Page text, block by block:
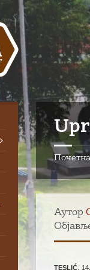
Почетна
Аутор
TESLIĆ ,